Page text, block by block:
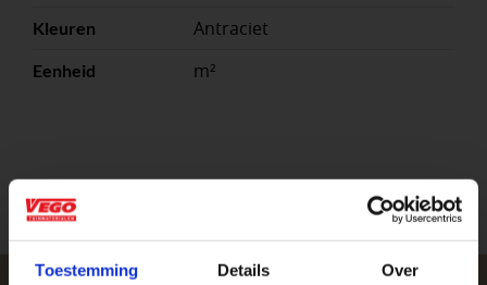
Toestemming Details Over
Kleuren Antraciet
Eenheid m²